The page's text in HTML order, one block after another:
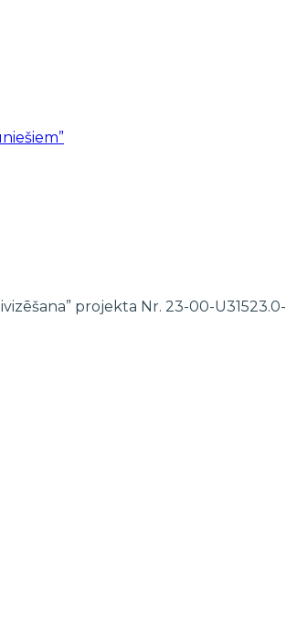
projekta Nr. 23-00-